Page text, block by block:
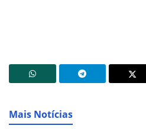
Mais Notícias